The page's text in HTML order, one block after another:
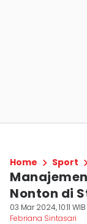
Home Sport
Nonton di
03 Mar 2024, 10:11 WIB
Febriana Sintasari